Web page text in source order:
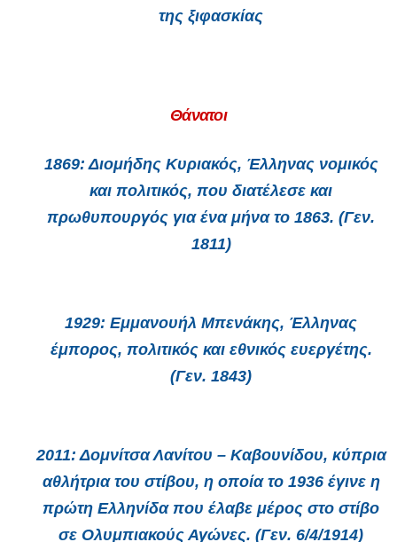
της ξιφασκίας
Θάνατοι
1869: Διομήδης Κυριακός, Έλληνας νομικός
και πολιτικός, που διατέλεσε και
πρωθυπουργός για ένα μήνα το 1863. (Γεν.
1811)
1929: Εμμανουήλ Μπενάκης, Έλληνας
έμπορος, πολιτικός και εθνικός ευεργέτης.
(Γεν. 1843)
2011: Δομνίτσα Λανίτου – Καβουνίδου, κύπρια
αθλήτρια του στίβου, η οποία το 1936 έγινε η
πρώτη Ελληνίδα που έλαβε μέρος στο στίβο
σε Ολυμπιακούς Αγώνες. (Γεν. 6/4/1914)